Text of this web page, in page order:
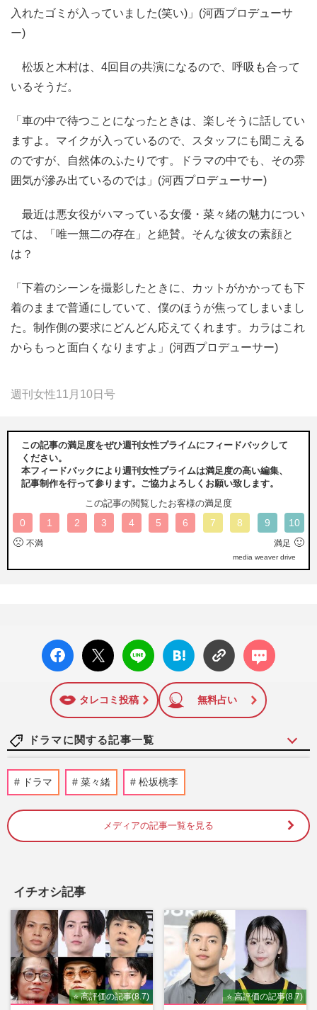
入れたゴミが入っていました(笑い)」(河西プロデューサ
ー)
松坂と木村は、4回目の共演になるので、呼吸も合って
いるそうだ。
「車の中で待つことになったときは、楽しそうに話してい
ますよ。マイクが入っているので、スタッフにも聞こえる
のですが、自然体のふたりです。ドラマの中でも、その雰
囲気が滲み出ているのでは」(河西プロデューサー)
最近は悪女役がハマっている女優・菜々緒の魅力につい
ては、「唯一無二の存在」と絶賛。そんな彼女の素顔と
は？
「下着のシーンを撮影したときに、カットがかかっても下
着のままで普通にしていて、僕のほうが焦ってしまいまし
た。制作側の要求にどんどん応えてくれます。カラはこれ
からもっと面白くなりますよ」(河西プロデューサー)
週刊女性11月10日号
この記事の満足度をぜひ週刊女性プライムにフィードバックして
ください。
本フィードバックにより週刊女性プライムは満足度の高い編集、
記事制作を行って参ります。ご協力よろしくお願い致します。
この記事の閲覧したお客様の満足度
0 1 2 3 4 5 6 7 8 9 10
🙁 不満 満足 🙂
media weaver drive
facebo
ok い
X ポス
ト
LINE
はてな
ブック
に追加
コメン
ト
タレコミ投稿 無料占い
ドラマに関する記事一覧
蒼井優主演・TBSドラマ『Tシャツが乾く
まで』が激バズリ中「“考察ドラマ”とは一
週刊女性2026年8月18日・25日号 2026/8/7
《TBS日曜劇場『VIVANT』》8時間3万円
で「別班」を募集！詐欺の声も「求人は事
実」運営会社が明かす“激レ…
週刊女性PRIME 2026/8/6
ドラマ 菜々緒 松坂桃李
メディアの記事一覧を見る
イチオシ記事
⭐ 高評価の記事(8.7) ⭐ 高評価の記事(8.7)